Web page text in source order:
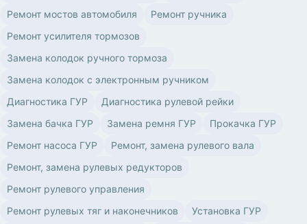
Ремонт мостов автомобиля
Ремонт ручника
Ремонт усилителя тормозов
Замена колодок ручного тормоза
Замена колодок с электронным ручником
Диагностика ГУР
Диагностика рулевой рейки
Замена бачка ГУР
Замена ремня ГУР
Прокачка ГУР
Ремонт насоса ГУР
Ремонт, замена рулевого вала
Ремонт, замена рулевых редукторов
Ремонт рулевого управления
Ремонт рулевых тяг и наконечников
Установка ГУР